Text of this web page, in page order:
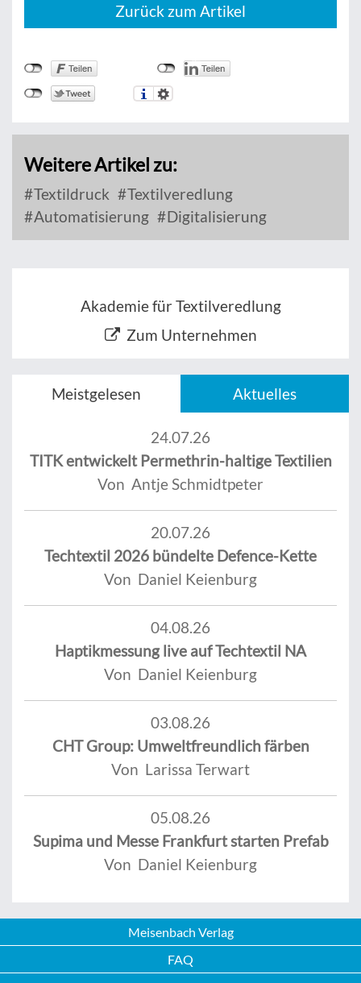
Zurück zum Artikel
Weitere Artikel zu:
Textildruck
Textilveredlung
Automatisierung
Digitalisierung
Akademie für Textilveredlung
Zum Unternehmen
Meistgelesen Aktuelles
24.07.26
TITK entwickelt Permethrin-haltige Textilien
Von Antje Schmidtpeter
20.07.26
Techtextil 2026 bündelte Defence-Kette
Von Daniel Keienburg
04.08.26
Haptikmessung live auf Techtextil NA
Von Daniel Keienburg
03.08.26
CHT Group: Umweltfreundlich färben
Von Larissa Terwart
05.08.26
Supima und Messe Frankfurt starten Prefab
Von Daniel Keienburg
Meisenbach Verlag
FAQ